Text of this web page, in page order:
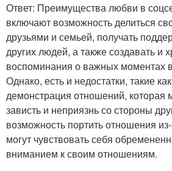
Ответ: Преимущества любви в
включают возможность делиться
друзьями и семьей, получать
других людей, а также создавать и
воспоминания о важных моментах
Однако, есть и недостатки, такие
демонстрация отношений, которая
зависть и неприязнь со стороны
возможность портить отношения
могут чувствовать себя
вниманием к своим отношениям.